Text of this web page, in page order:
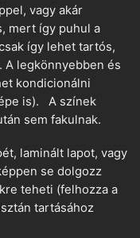
vagy akár
mert így puhul a
így lehet tartós,
legkönnyebben és
kondicionálni
is). A színek
sem fakulnak.
laminált lapot, vagy
se dolgozz
teheti (felhozza a
tartásához